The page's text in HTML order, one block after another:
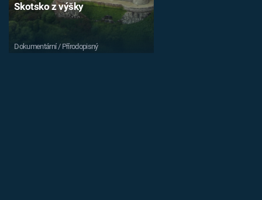
Skotsko z výšky
Dokumentární / Přírodopisný